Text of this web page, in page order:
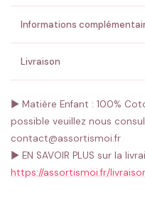
💚 Retour sous 24-48h🇫🇷
Informations
Livraison
► Matière Enfant : 100%
possible veuillez nous
contact@assortismoi.fr
► EN SAVOIR PLUS sur la
https://assortismoi.fr/